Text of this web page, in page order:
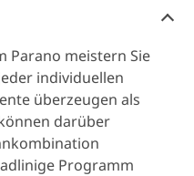
Parano meistern Sie
individuellen
überzeugen als
darüber
Programm